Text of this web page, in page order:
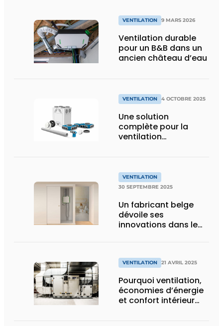
VENTILATION 9 MARS 2026
Ventilation durable
pour un B&B dans un
ancien château d’eau
VENTILATION 4 OCTOBRE 2025
Une solution
complète pour la
ventilation
VENTILATION
30 SEPTEMBRE 2025
Un fabricant belge
dévoile ses
innovations dans le
VENTILATION 21 AVRIL 2025
Pourquoi ventilation,
économies d’énergie
et confort intérieur